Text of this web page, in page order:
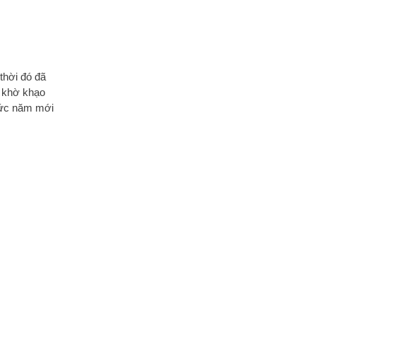
đó đã
khờ khạo
năm mới